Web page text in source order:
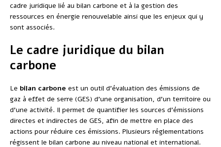
cadre juridique lié au bilan carbone et à la gestion des
ressources en énergie renouvelable ainsi que les enjeux qui y
sont associés.
Le cadre juridique du bilan
carbone
Le bilan carbone est un outil d’évaluation des émissions de
gaz à effet de serre (GES) d’une organisation, d’un territoire ou
d’une activité. Il permet de quantifier les sources d’émissions
directes et indirectes de GES, afin de mettre en place des
actions pour réduire ces émissions. Plusieurs réglementations
régissent le bilan carbone au niveau national et international.